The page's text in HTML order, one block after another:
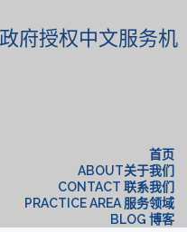
府授权中文服务机
首页
ABOUT关于我们
CONTACT 联系我们
PRACTICE AREA 服务领域
BLOG 博客